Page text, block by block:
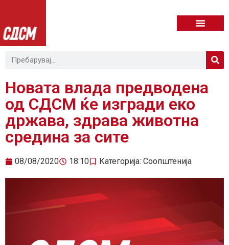
Новата влада предводена
од СДСМ ќе изгради еко
држава, здрава животна
средина за сите
08/08/2020 18:10 Категорија: Соопштенија